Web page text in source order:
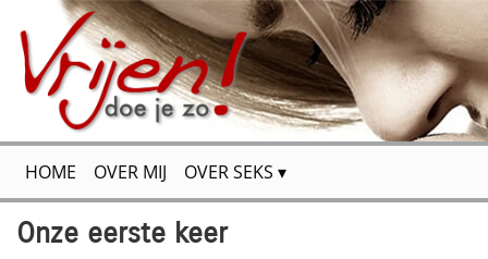
HOME OVER MIJ OVER SEKS
FLIRTEN & VERSIEREN
Onze eerste keer